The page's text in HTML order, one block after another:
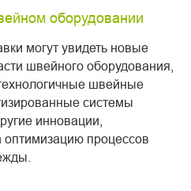
оборудовании
могут увидеть новые
швейного оборудования,
швейные
системы
инновации,
процессов